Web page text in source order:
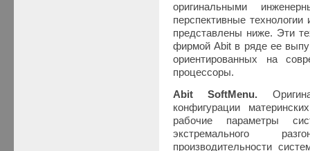
оригинальными
перспективные
представлены ниже. Эти
фирмой Abit в ряде ее
ориентированных на
процессоры.
Abit SoftMenu.
конфигурации
рабочие параметры
экстремального
производительности